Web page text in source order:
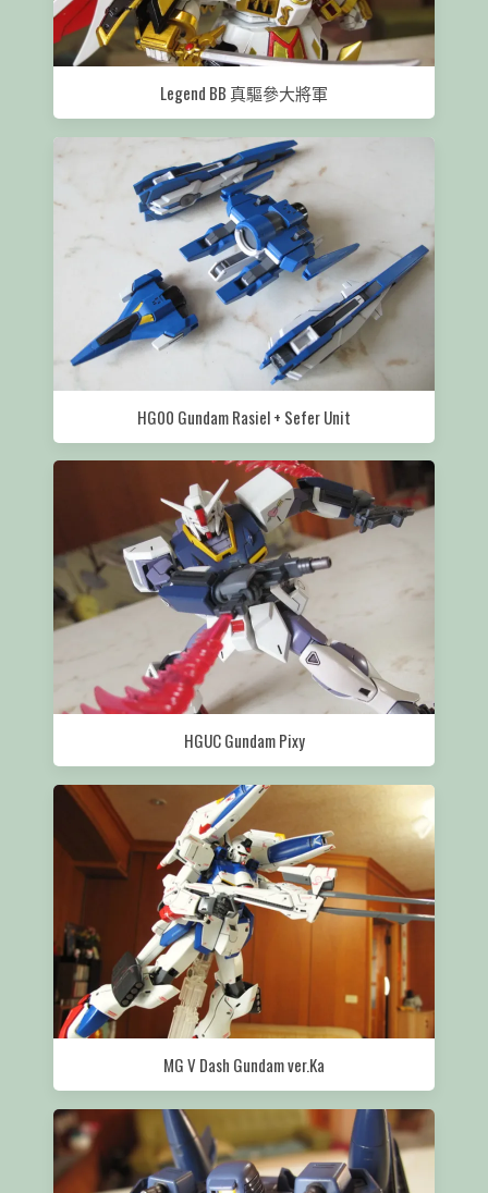
Legend BB 真驅參大將軍
HG00 Gundam Rasiel + Sefer Unit
HGUC Gundam Pixy
MG V Dash Gundam ver.Ka